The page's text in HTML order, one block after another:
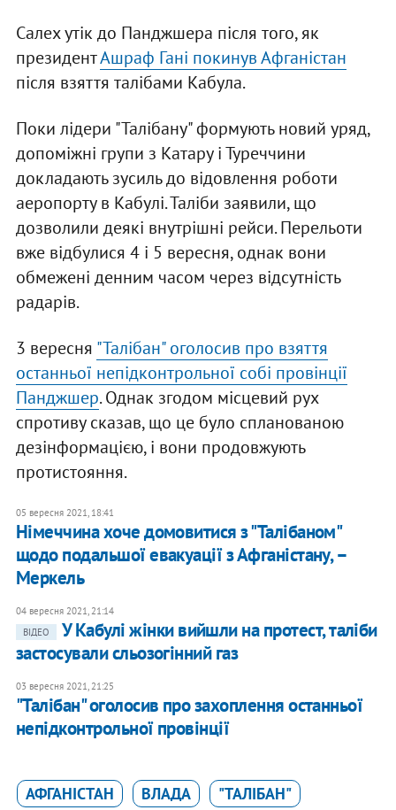
Салех утік до Панджшера після того, як
президентАшраф Гані покинув Афганістан
після взяття талібами Кабула.
Поки лідери "Талібану" формують новий уряд,
допоміжні групи з Катару і Туреччини
докладають зусиль до відовлення роботи
аеропорту в Кабулі. Таліби заявили, що
дозволили деякі внутрішні рейси. Перельоти
вже відбулися 4 і 5 вересня, однак вони
обмежені денним часом через відсутність
радарів.
3 вересня "Талібан" оголосив про взяття
останньої непідконтрольної собі провінції
Панджшер. Однак згодом місцевий рух
спротиву сказав, що це було спланованою
дезінформацією, і вони продовжують
протистояння.
05 вересня 2021, 18:41
Німеччина хоче домовитися з "Талібаном"
щодо подальшої евакуації з Афганістану, –
Меркель
04 вересня 2021, 21:14
ВІДЕО
У Кабулі жінки вийшли на протест, таліби
застосували сльозогінний газ
03 вересня 2021, 21:25
"Талібан" оголосив про захоплення останньої
непідконтрольної провінції
АФГАНІСТАН ВЛАДА "ТАЛІБАН"